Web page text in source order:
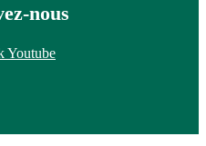
nous
Youtube